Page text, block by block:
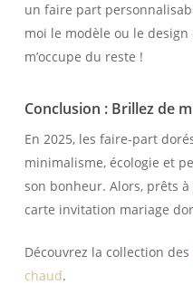
un faire part
moi le modèle ou le
m’occupe du reste !
Conclusion : Brillez de
En 2025, les faire-part
minimalisme, écologie et
son bonheur. Alors, prêts
carte invitation mariage
Découvrez la collection des
chaud.